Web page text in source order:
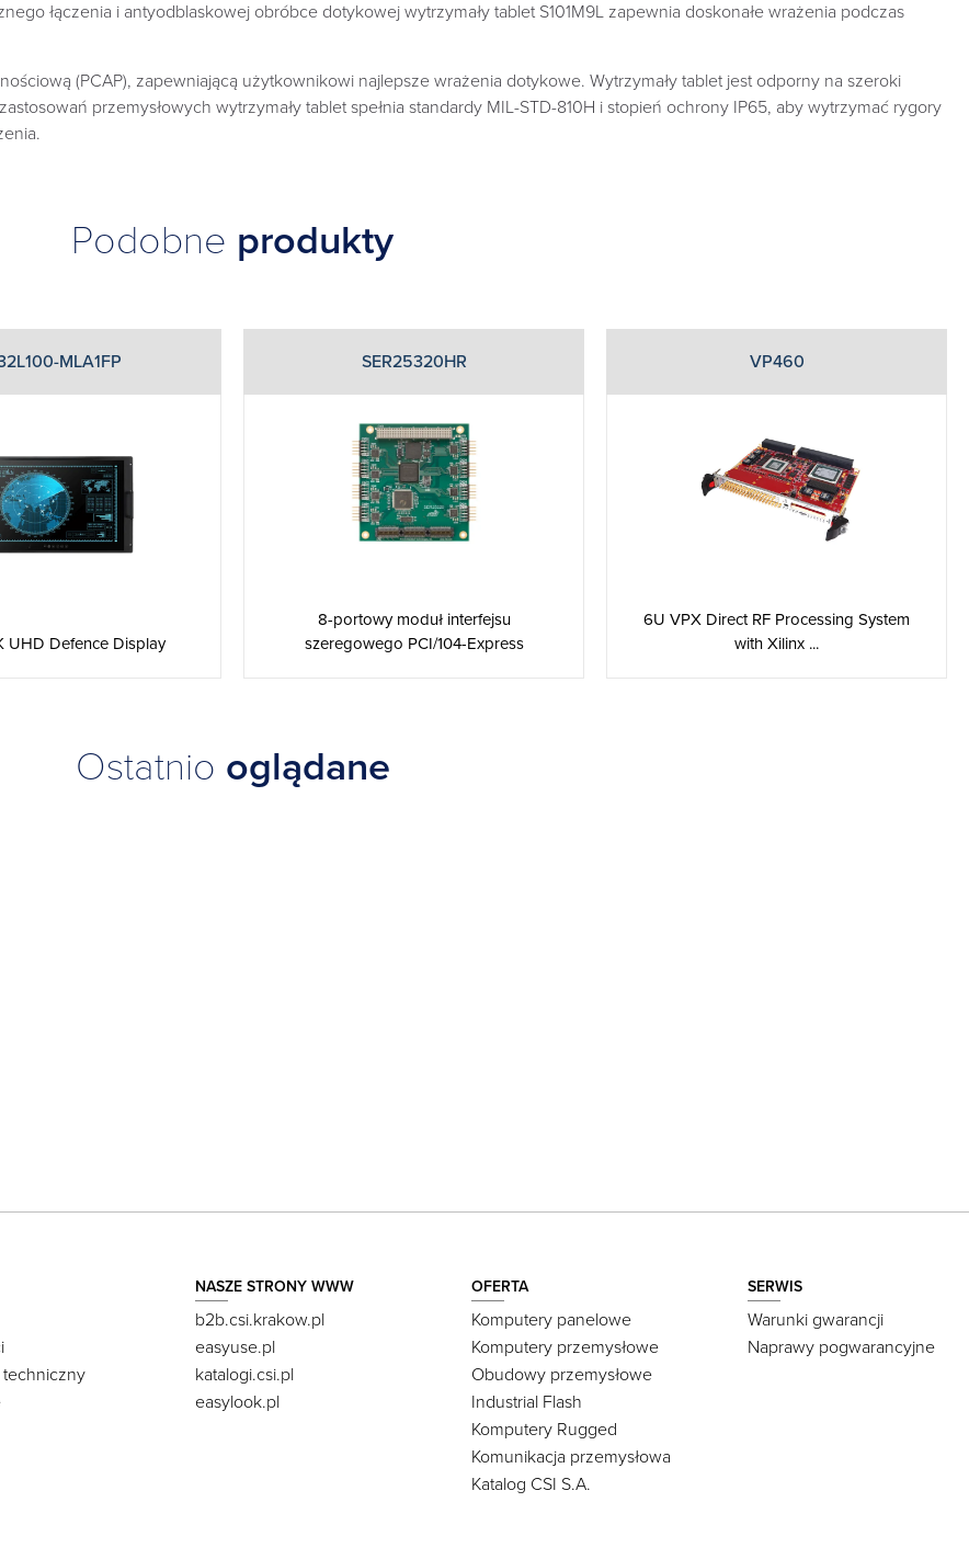
łączenia i antyodblaskowej obróbce dotykowej wytrzymały tablet S101M9L zapewnia doskonałe wrażenia podczas
(PCAP), zapewniającą użytkownikowi najlepsze wrażenia dotykowe. Wytrzymały tablet jest odporny na szeroki
przemysłowych wytrzymały tablet spełnia standardy MIL-STD-810H i stopień ochrony IP65, aby wytrzymać rygory
Podobne produkty
MLA1FP
UHD Defence Display
SER25320HR
8-portowy moduł interfejsu
szeregowego PCI/104-Express
VP460
6U VPX Direct RF Processing System
with Xilinx ...
Ostatnio oglądane
NASZE STRONY WWW
b2b.csi.krakow.pl
easyuse.pl
katalogi.csi.pl
easylook.pl
OFERTA
Komputery panelowe
Komputery przemysłowe
Obudowy przemysłowe
Industrial Flash
Komputery Rugged
Komunikacja przemysłowa
Katalog CSI S.A.
SERWIS
Warunki gwarancji
Naprawy pogwarancyjne